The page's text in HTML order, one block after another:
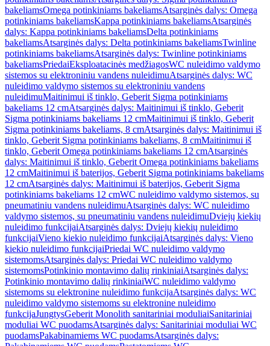
bakeliamsOmega potinkiniams bakeliamsAtsarginės dalys: Omega
potinkiniams bakeliamsKappa potinkiniams bakeliamsAtsarginės
dalys: Kappa potinkiniams bakeliamsDelta potinkiniams
bakeliamsAtsarginės dalys: Delta potinkiniams bakeliamsTwinline
potinkiniams bakeliamsAtsarginės dalys: Twinline potinkiniams
bakeliamsPriedaiEksploatacinės medžiagosWC nuleidimo valdymo
sistemos su elektroniniu vandens nuleidimuAtsarginės dalys: WC
nuleidimo valdymo sistemos su elektroniniu vandens
nuleidimuMaitinimui iš tinklo, Geberit Sigma potinkiniams
bakeliams 12 cmAtsarginės dalys: Maitinimui iš tinklo, Geberit
Sigma potinkiniams bakeliams 12 cmMaitinimui iš tinklo, Geberit
Sigma potinkiniams bakeliams, 8 cmAtsarginės dalys: Maitinimui iš
tinklo, Geberit Sigma potinkiniams bakeliams, 8 cmMaitinimui iš
tinklo, Geberit Omega potinkiniams bakeliams 12 cmAtsarginės
dalys: Maitinimui iš tinklo, Geberit Omega potinkiniams bakeliams
12 cmMaitinimui iš baterijos, Geberit Sigma potinkiniams bakeliams
12 cmAtsarginės dalys: Maitinimui iš baterijos, Geberit Sigma
potinkiniams bakeliams 12 cmWC nuleidimo valdymo sistemos, su
pneumatiniu vandens nuleidimuAtsarginės dalys: WC nuleidimo
valdymo sistemos, su pneumatiniu vandens nuleidimuDviejų kiekių
nuleidimo funkcijaiAtsarginės dalys: Dviejų kiekių nuleidimo
funkcijaiVieno kiekio nuleidimo funkcijaiAtsarginės dalys: Vieno
kiekio nuleidimo funkcijaiPriedai WC nuleidimo valdymo
sistemomsAtsarginės dalys: Priedai WC nuleidimo valdymo
sistemomsPotinkinio montavimo dalių rinkiniaiAtsarginės dalys:
Potinkinio montavimo dalių rinkiniaiWC nuleidimo valdymo
sistemoms su elektronine nuleidimo funkcijaAtsarginės dalys: WC
nuleidimo valdymo sistemoms su elektronine nuleidimo
funkcijaJungtysGeberit Monolith sanitariniai moduliaiSanitariniai
moduliai WC puodamsAtsarginės dalys: Sanitariniai moduliai WC
puodamsPakabinamiems WC puodamsAtsarginės dalys: